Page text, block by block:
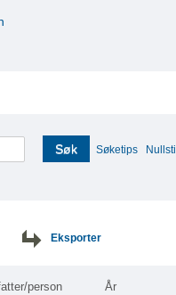
Søk Søketips Nullstill
Eksporter
person År